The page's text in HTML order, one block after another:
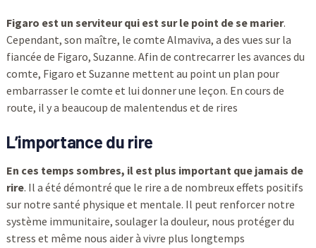
Figaro est un serviteur qui est sur le point de se marier.
Cependant, son maître, le comte Almaviva, a des vues sur la
fiancée de Figaro, Suzanne. Afin de contrecarrer les avances du
comte, Figaro et Suzanne mettent au point un plan pour
embarrasser le comte et lui donner une leçon. En cours de
route, il y a beaucoup de malentendus et de rires
L’importance du rire
En ces temps sombres, il est plus important que jamais de
rire. Il a été démontré que le rire a de nombreux effets positifs
sur notre santé physique et mentale. Il peut renforcer notre
système immunitaire, soulager la douleur, nous protéger du
stress et même nous aider à vivre plus longtemps